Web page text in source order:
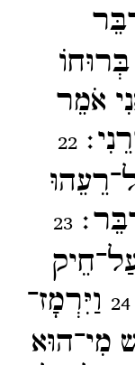
אֹמֵר
22
23
24 וַיִּרְמָז־​
מִי־​הוּא